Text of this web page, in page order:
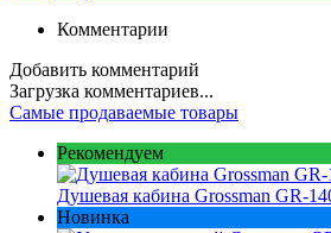
Комментарии
Добавить комментарий
Загрузка комментариев...
Самые продаваемые товары
Рекомендуем
Душевая кабина Grossman GR-
Новинка